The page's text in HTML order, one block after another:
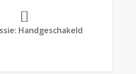
: Handgeschakeld